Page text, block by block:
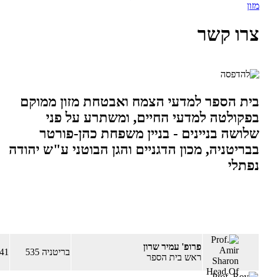
מזון
צרו קשר
בית הספר למדעי הצמח ואבטחת מזון ממוקם
בפקולטה למדעי החיים, ומשתרע על פני
שלושה בניינים - בניין משפחת כהן-פורטר
בבריטניה, מכון הדגניים והגן הבוטני ע"ש יהודה
נפתלי
פרופ' עמיר שרון
ראש בית הספר
בריטניה 535